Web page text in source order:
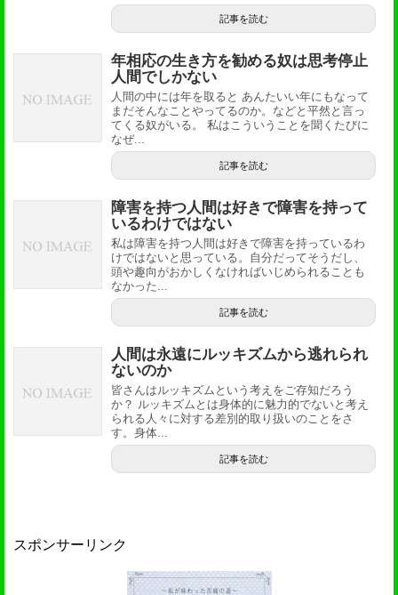
記事を読む
年相応の生き方を勧める奴は思考停止
人間でしかない
人間の中には年を取ると あんたいい年にもなって
まだそんなことやってるのか。などと平然と言っ
てくる奴がいる。 私はこういうことを聞くたびに
なぜ...
記事を読む
障害を持つ人間は好きで障害を持って
いるわけではない
私は障害を持つ人間は好きで障害を持っているわ
けではないと思っている。自分だってそうだし、
頭や趣向がおかしくなければいじめられることも
なかった...
記事を読む
人間は永遠にルッキズムから逃れられ
ないのか
皆さんはルッキズムという考えをご存知だろう
か？ ルッキズムとは身体的に魅力的でないと考え
られる人々に対する差別的取り扱いのことをさ
す。身体...
記事を読む
スポンサーリンク